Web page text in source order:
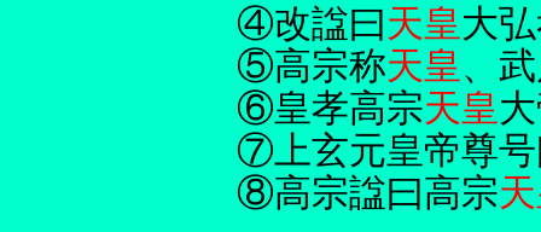
④改諡曰天皇大
⑤高宗称天皇 、
⑥皇孝高宗天皇
⑦上玄元皇帝尊号
⑧高宗諡曰高宗